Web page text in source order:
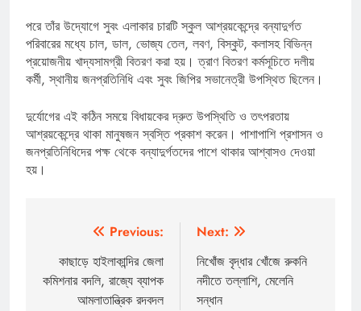
পরে তাঁর উদ্যোগে সুবং এলাকার চারটি স্কুল আশ্রয়কেন্দ্রে বন্যাদুর্গত
পরিবারের মধ্যে চাল, ডাল, ভোজ্য তেল, লবণ, বিস্কুট, কলাসহ বিভিন্ন
প্রয়োজনীয় খাদ্যসামগ্রী বিতরণ করা হয়। ত্রাণ বিতরণ কর্মসূচিতে দলীয়
কর্মী, স্থানীয় জনপ্রতিনিধি এবং সুবং জিপির সভানেত্রী উপস্থিত ছিলেন।
দুর্যোগের এই কঠিন সময়ে বিধায়কের দ্রুত উপস্থিতি ও তৎপরতায়
আশ্রয়কেন্দ্রে থাকা মানুষজন স্বস্তি প্রকাশ করেন। পাশাপাশি প্রশাসন ও
জনপ্রতিনিধিদের পক্ষ থেকে বন্যাদুর্গতদের পাশে থাকার আশ্বাসও দেওয়া
হয়।
navigation
Previous:
কাছাড়ে হাইলাকান্দির জেলা
কমিশনার বদলি, রাজ্যে ব্যাপক
আমলাতান্ত্রিক রদবদল
Next:
নিখোঁজ বৃদ্ধার খোঁজে রুকনি
নদীতে তল্লাশি, মেলেনি
সন্ধান